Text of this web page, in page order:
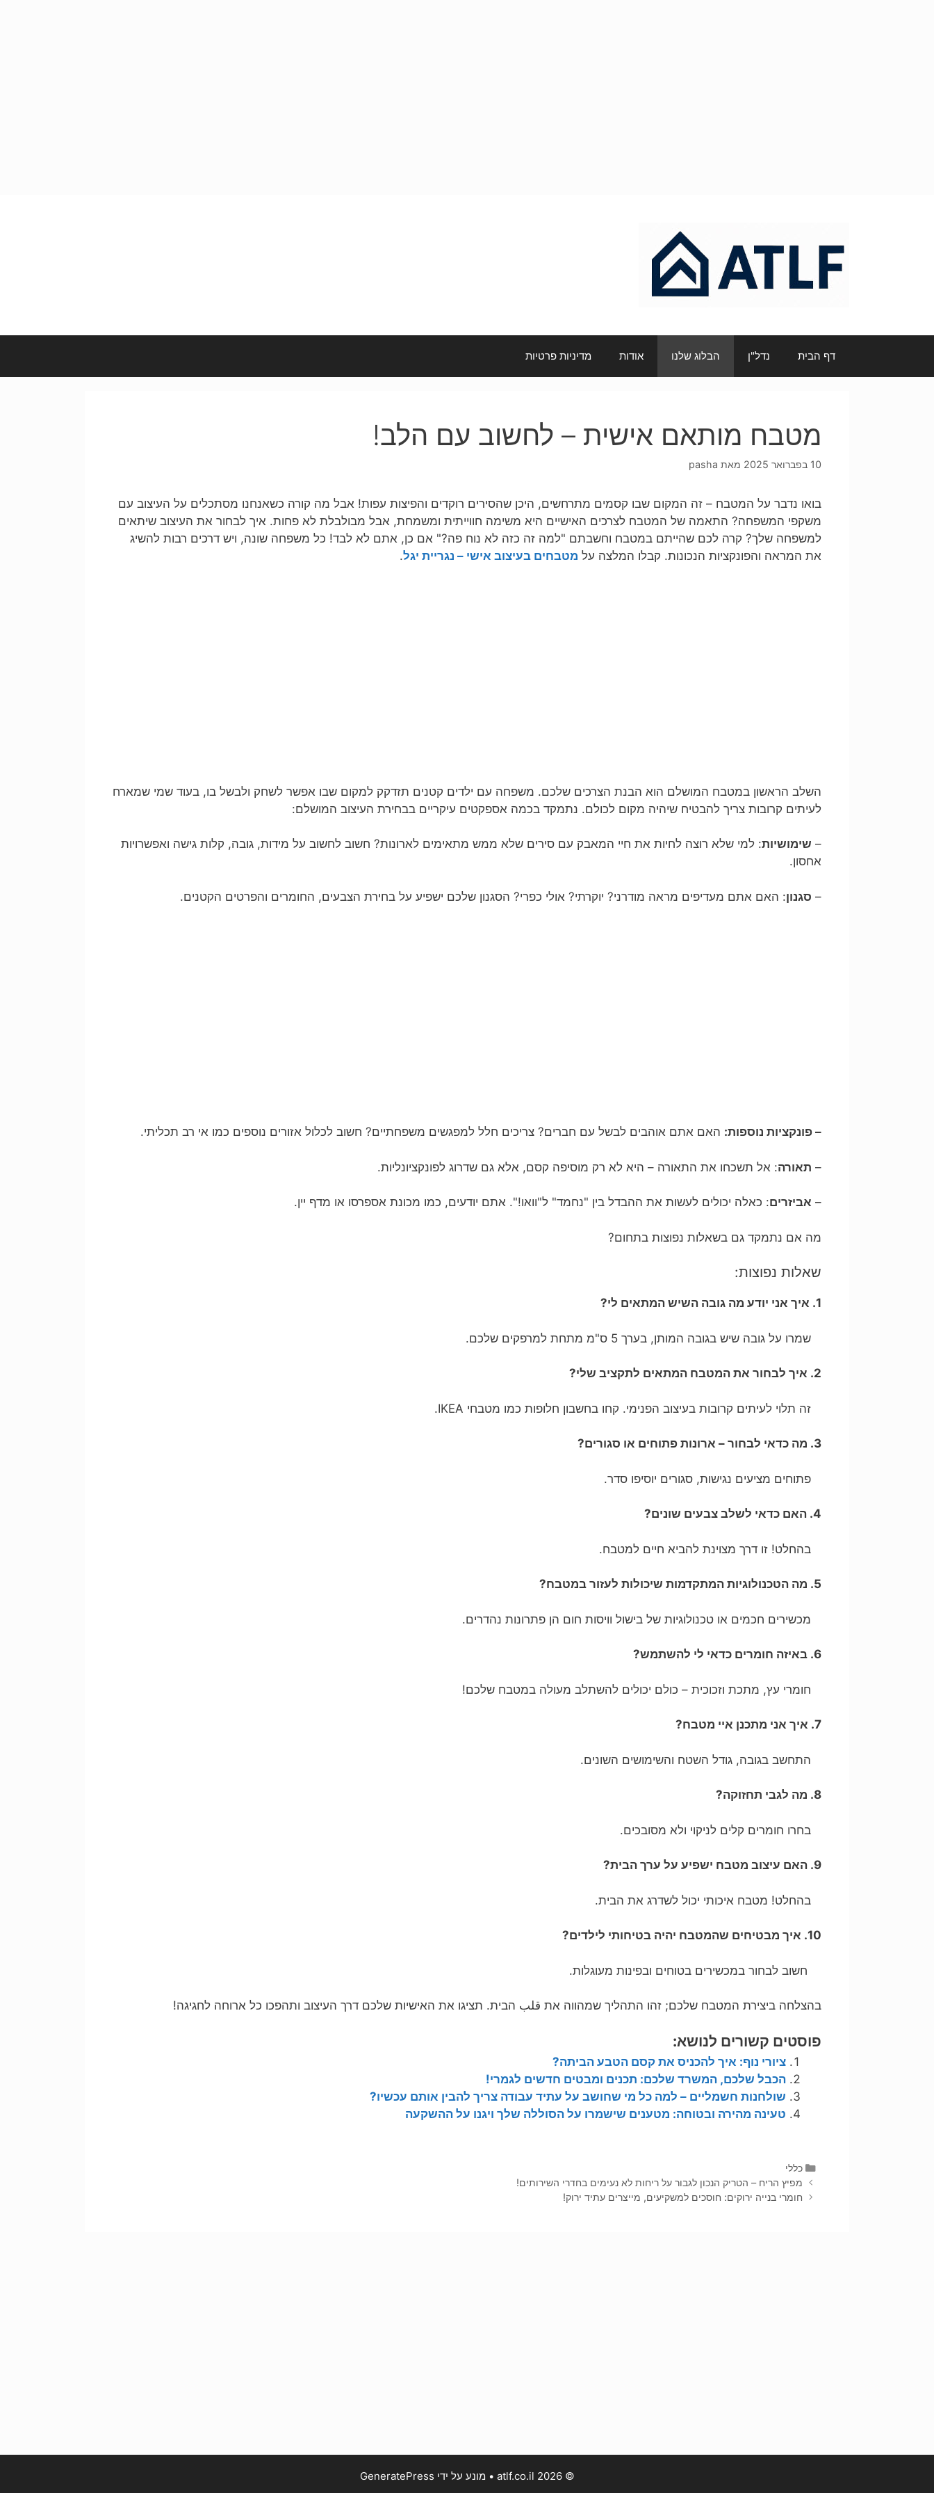
דף הבית נדל"ן הבלוג שלנו אודות מדיניות פרטיות
מטבח מותאם אישית – לחשוב עם הלב!
10 בפברואר 2025 מאת pasha
בואו נדבר על המטבח – זה המקום שבו קסמים מתרחשים, היכן שהסירים רוקדים והפיצות עפות! אבל מה קורה כשאנחנו מסתכלים על העיצוב עם
משקפי המשפחה? התאמה של המטבח לצרכים האישיים היא משימה חווייתית ומשמחת, אבל מבולבלת לא פחות. איך לבחור את העיצוב שיתאים
למשפחה שלך? קרה לכם שהייתם במטבח וחשבתם "למה זה כזה לא נוח פה?" אם כן, אתם לא לבד! כל משפחה שונה, ויש דרכים רבות להשיג
את המראה והפונקציות הנכונות. קבלו המלצה על מטבחים בעיצוב אישי – נגריית יגל.
השלב הראשון במטבח המושלם הוא הבנת הצרכים שלכם. משפחה עם ילדים קטנים תזדקק למקום שבו אפשר לשחק ולבשל בו, בעוד שמי שמארח
לעיתים קרובות צריך להבטיח שיהיה מקום לכולם. נתמקד בכמה אספקטים עיקריים בבחירת העיצוב המושלם:
– שימושיות: למי שלא רוצה לחיות את חיי המאבק עם סירים שלא ממש מתאימים לארונות? חשוב לחשוב על מידות, גובה, קלות גישה ואפשרויות
אחסון.
– סגנון: האם אתם מעדיפים מראה מודרני? יוקרתי? אולי כפרי? הסגנון שלכם ישפיע על בחירת הצבעים, החומרים והפרטים הקטנים.
– פונקציות נוספות: האם אתם אוהבים לבשל עם חברים? צריכים חלל למפגשים משפחתיים? חשוב לכלול אזורים נוספים כמו אי רב תכליתי.
– תאורה: אל תשכחו את התאורה – היא לא רק מוסיפה קסם, אלא גם שדרוג לפונקציונליות.
– אביזרים: כאלה יכולים לעשות את ההבדל בין "נחמד" ל"וואו!". אתם יודעים, כמו מכונת אספרסו או מדף יין.
מה אם נתמקד גם בשאלות נפוצות בתחום?
שאלות נפוצות:
1. איך אני יודע מה גובה השיש המתאים לי?
שמרו על גובה שיש בגובה המותן, בערך 5 ס"מ מתחת למרפקים שלכם.
2. איך לבחור את המטבח המתאים לתקציב שלי?
זה תלוי לעיתים קרובות בעיצוב הפנימי. קחו בחשבון חלופות כמו מטבחי IKEA.
3. מה כדאי לבחור – ארונות פתוחים או סגורים?
פתוחים מציעים נגישות, סגורים יוסיפו סדר.
4. האם כדאי לשלב צבעים שונים?
בהחלט! זו דרך מצוינת להביא חיים למטבח.
5. מה הטכנולוגיות המתקדמות שיכולות לעזור במטבח?
מכשירים חכמים או טכנולוגיות של בישול וויסות חום הן פתרונות נהדרים.
6. באיזה חומרים כדאי לי להשתמש?
חומרי עץ, מתכת וזכוכית – כולם יכולים להשתלב מעולה במטבח שלכם!
7. איך אני מתכנן איי מטבח?
התחשב בגובה, גודל השטח והשימושים השונים.
8. מה לגבי תחזוקה?
בחרו חומרים קלים לניקוי ולא מסובכים.
9. האם עיצוב מטבח ישפיע על ערך הבית?
בהחלט! מטבח איכותי יכול לשדרג את הבית.
10. איך מבטיחים שהמטבח יהיה בטיחותי לילדים?
חשוב לבחור במכשירים בטוחים ובפינות מעוגלות.
בהצלחה ביצירת המטבח שלכם; זהו התהליך שמהווה את قلب הבית. תציגו את האישיות שלכם דרך העיצוב ותהפכו כל ארוחה לחגיגה!
פוסטים קשורים לנושא:
ציורי נוף: איך להכניס את קסם הטבע הביתה?
הכבל שלכם, המשרד שלכם: תכנים ומבטים חדשים לגמרי!
שולחנות חשמליים – למה כל מי שחושב על עתיד עבודה צריך להבין אותם עכשיו?
טעינה מהירה ובטוחה: מטענים שישמרו על הסוללה שלך ויגנו על ההשקעה
קטגוריות
כללי
ניווט
פוסטים
מפיץ הריח – הטריק הנכון לגבור על ריחות לא נעימים בחדרי השירותים!
חומרי בנייה ירוקים: חוסכים למשקיעים, מייצרים עתיד ירוק!
© 2026 atlf.co.il • מונע על ידי GeneratePress